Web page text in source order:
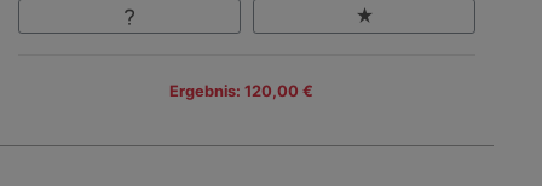
Ergebnis: 120,00 €